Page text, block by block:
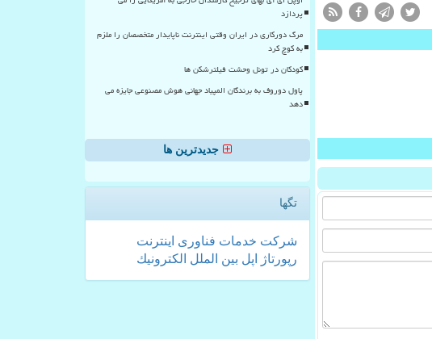
پردازد
مرگ دورکاری در ایران وقتی اینترنت ناپایدار متخصصان را ملزم
به کوچ کرد
کودکان در تونل وحشت فیلترشکن ها
پاول دوروف به برندگان المپیاد جهانی هوش مصنوعی جایزه می
دهد
جدیدترین ها
تگها
شركت خدمات فناوری اینترنت
رپورتاژ
اپل بین الملل الكترونیك